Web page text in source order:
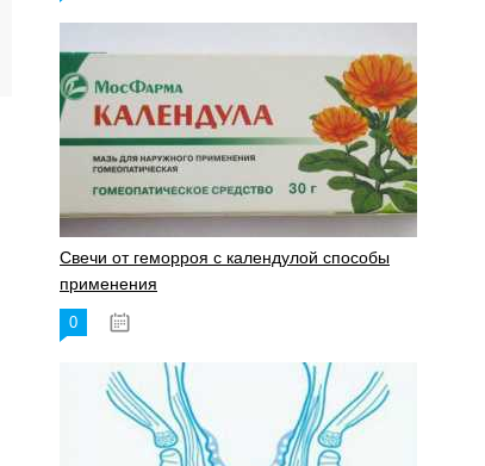
Свечи от геморроя с календулой способы
применения
0